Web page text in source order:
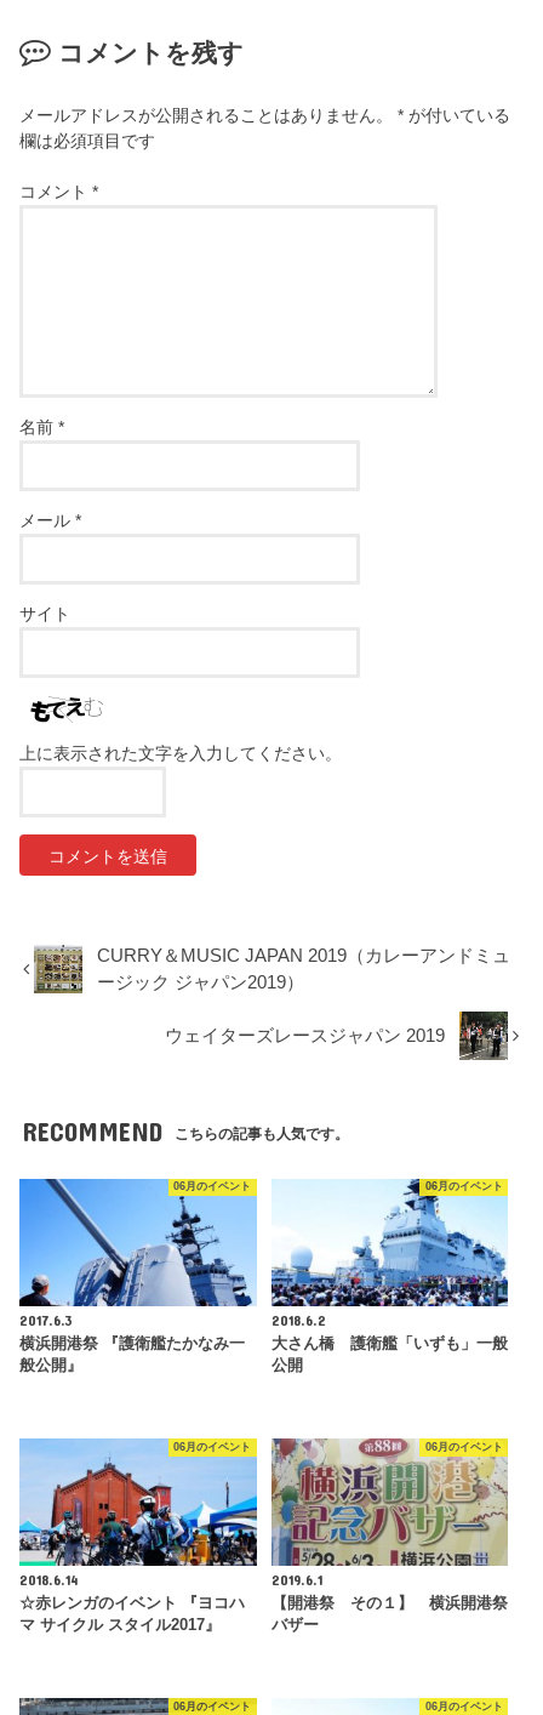
コメントを残す
メールアドレスが公開されることはありません。 * が付いている
欄は必須項目です
コメント*
名前*
メール*
サイト
上に表示された文字を入力してください。
CURRY＆MUSIC JAPAN 2019（カレーアンドミュ
ージック ジャパン2019）
ウェイターズレースジャパン 2019
RECOMMEND こちらの記事も人気です。
06月のイベント
2017.6.3
横浜開港祭 『護衛艦たかなみ一
般公開』
06月のイベント
2018.6.2
大さん橋 護衛艦「いずも」一般
公開
06月のイベント
2018.6.14
☆赤レンガのイベント 『ヨコハ
マ サイクル スタイル2017』
06月のイベント
2019.6.1
【開港祭 その１】 横浜開港祭
バザー
06月のイベント 06月のイベント